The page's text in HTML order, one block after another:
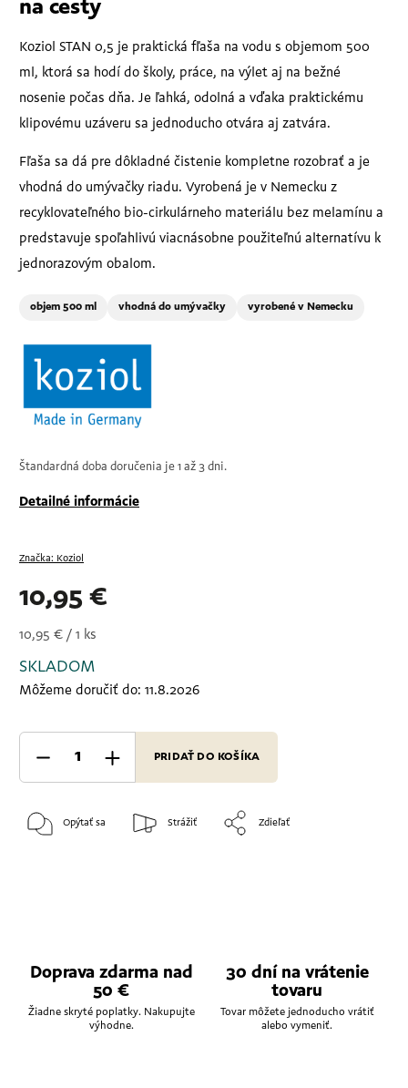
na cesty
Koziol STAN 0,5 je praktická fľaša na vodu s objemom 500
ml, ktorá sa hodí do školy, práce, na výlet aj na bežné
nosenie počas dňa. Je ľahká, odolná a vďaka praktickému
klipovému uzáveru sa jednoducho otvára aj zatvára.
Fľaša sa dá pre dôkladné čistenie kompletne rozobrať a je
vhodná do umývačky riadu. Vyrobená je v Nemecku z
recyklovateľného bio-cirkulárneho materiálu bez melamínu a
predstavuje spoľahlivú viacnásobne použiteľnú alternatívu k
jednorazovým obalom.
objem 500 ml vhodná do umývačky vyrobené v Nemecku
Štandardná doba doručenia je 1 až 3 dni.
Detailné informácie
Značka: Koziol
10,95 €
10,95 € / 1 ks
SKLADOM
Môžeme doručiť do: 11.8.2026
PRIDAŤ DO KOŠÍKA
Opýtať sa Strážiť Zdieľať
Doprava zdarma nad
50 €
Žiadne skryté poplatky. Nakupujte
výhodne.
30 dní na vrátenie
tovaru
Tovar môžete jednoducho vrátiť
alebo vymeniť.